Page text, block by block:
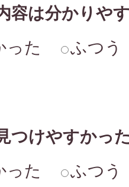
容は分かりや
った
ふつう
つけやすかっ
った
ふつう